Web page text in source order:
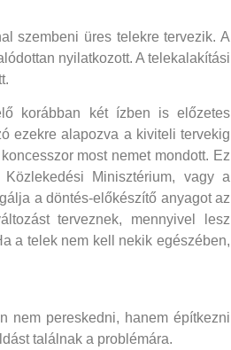
szembeni üres telekre tervezik. A
nyilatkozott. A telekalakítási
korábban két ízben is előzetes
ezekre alapozva a kiviteli tervekig
most nemet mondott. Ez
Minisztérium, vagy a
a döntés-előkészítő anyagot az
terveznek, mennyivel lesz
a telek nem kell nekik egészében,
nem pereskedni, hanem építkezni
találnak a problémára.